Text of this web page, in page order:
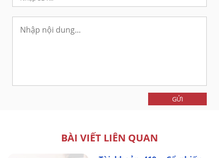
GỬI
BÀI VIẾT LIÊN QUAN